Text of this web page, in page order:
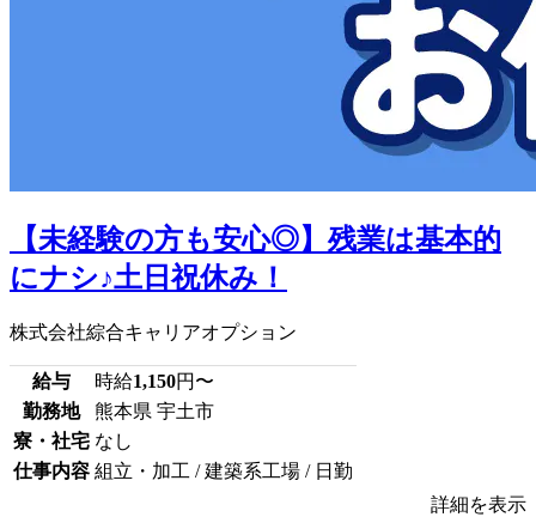
【未経験の方も安心◎】残業は基本的
にナシ♪土日祝休み！
株式会社綜合キャリアオプション
給与 時給1,150円〜
勤務地
熊本県 宇土市
寮・社宅 なし
仕事内容 組立・加工 / 建築系工場 / 日勤
詳細を表示